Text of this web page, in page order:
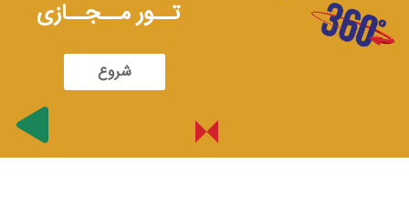
تــور مــجــازی
شروع